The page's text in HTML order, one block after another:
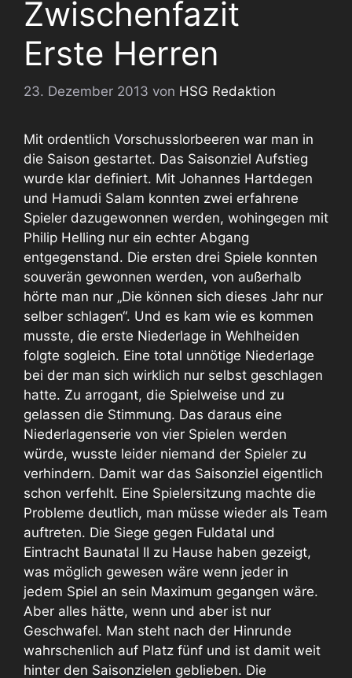
Zwischenfazit
Erste Herren
23. Dezember 2013 von HSG Redaktion
Mit ordentlich Vorschusslorbeeren war man in
die Saison gestartet. Das Saisonziel Aufstieg
wurde klar definiert. Mit Johannes Hartdegen
und Hamudi Salam konnten zwei erfahrene
Spieler dazugewonnen werden, wohingegen mit
Philip Helling nur ein echter Abgang
entgegenstand. Die ersten drei Spiele konnten
souverän gewonnen werden, von außerhalb
hörte man nur „Die können sich dieses Jahr nur
selber schlagen“. Und es kam wie es kommen
musste, die erste Niederlage in Wehlheiden
folgte sogleich. Eine total unnötige Niederlage
bei der man sich wirklich nur selbst geschlagen
hatte. Zu arrogant, die Spielweise und zu
gelassen die Stimmung. Das daraus eine
Niederlagenserie von vier Spielen werden
würde, wusste leider niemand der Spieler zu
verhindern. Damit war das Saisonziel eigentlich
schon verfehlt. Eine Spielersitzung machte die
Probleme deutlich, man müsse wieder als Team
auftreten. Die Siege gegen Fuldatal und
Eintracht Baunatal II zu Hause haben gezeigt,
was möglich gewesen wäre wenn jeder in
jedem Spiel an sein Maximum gegangen wäre.
Aber alles hätte, wenn und aber ist nur
Geschwafel. Man steht nach der Hinrunde
wahrschenlich auf Platz fünf und ist damit weit
hinter den Saisonzielen geblieben. Die